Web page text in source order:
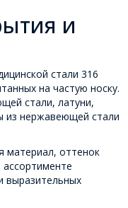
и
стали 316
на частую носку.
стали, латуни,
из нержавеющей стали
материал, оттенок
выразительных